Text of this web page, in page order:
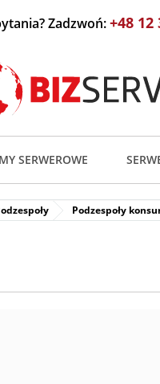
Zadzwoń:+48 12
SERWEROWE
Podzespoły